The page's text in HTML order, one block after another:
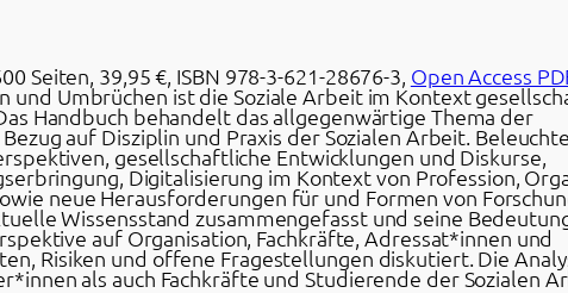
Seiten, 39,95 €, ISBN 978-3-621-28676-3, Open Access
und Umbrüchen ist die Soziale Arbeit im Kontext
Handbuch behandelt das allgegenwärtige Thema der
auf Disziplin und Praxis der Sozialen Arbeit.
gesellschaftliche Entwicklungen und Diskurse,
Digitalisierung im Kontext von Profession,
neue Herausforderungen für und Formen von
Wissensstand zusammengefasst und seine
auf Organisation, Fachkräfte, Adressat*innen und
Risiken und offene Fragestellungen diskutiert. Die
als auch Fachkräfte und Studierende der Sozialen